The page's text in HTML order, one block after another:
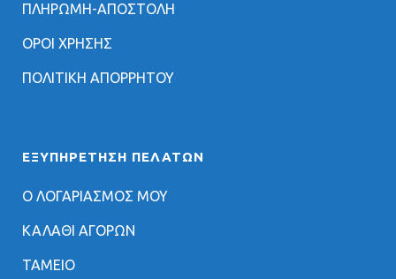
ΠΛΗΡΩΜΗ-ΑΠΟΣΤΟΛΗ
ΟΡΟΙ ΧΡΗΣΗΣ
ΠΟΛΙΤΙΚΗ ΑΠΟΡΡΗΤΟΥ
ΕΞΥΠΗΡΈΤΗΣΗ ΠΕΛΑΤΏΝ
Ο ΛΟΓΑΡΙΑΣΜΟΣ ΜΟΥ
ΚΑΛΑΘΙ ΑΓΟΡΩΝ
ΤΑΜΕΙΟ